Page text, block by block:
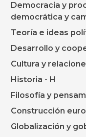
Democracia y
democrática y
Teoría e ideas
Desarrollo y
Cultura y
Historia - H
Filosofía y
Construcción
Globalización y